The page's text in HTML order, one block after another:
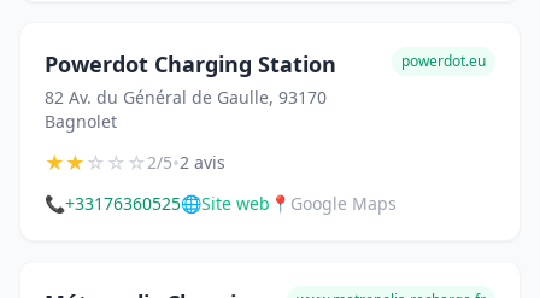
Powerdot Charging Station
82 Av. du Général de Gaulle, 93170
Bagnolet
powerdot.eu
★★☆☆☆2/5•2 avis
📞+33176360525🌐Site web 📍 Google Maps